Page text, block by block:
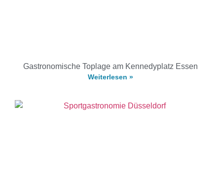
Gastronomische Toplage am Kennedyplatz Essen
Weiterlesen »